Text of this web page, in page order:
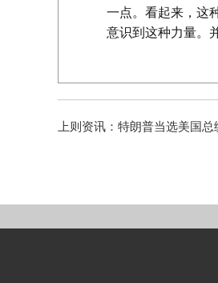
一点。看起来，这
意识到这种力量。
上则资讯： 特朗普当选美国总